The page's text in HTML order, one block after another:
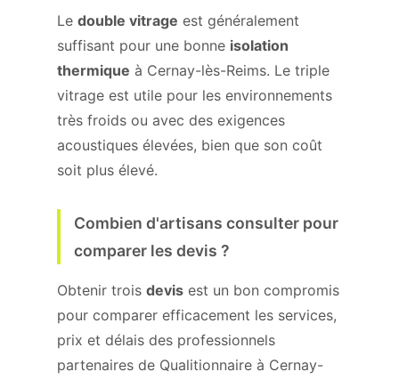
Le double vitrage est généralement
suffisant pour une bonne isolation
thermique à Cernay-lès-Reims. Le triple
vitrage est utile pour les environnements
très froids ou avec des exigences
acoustiques élevées, bien que son coût
soit plus élevé.
Combien d'artisans consulter pour
comparer les devis ?
Obtenir trois devis est un bon compromis
pour comparer efficacement les services,
prix et délais des professionnels
partenaires de Qualitionnaire à Cernay-